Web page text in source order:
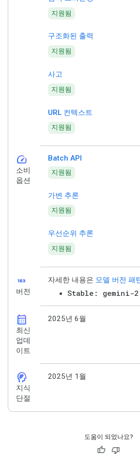
지원됨
구조화된 출력
지원됨
사고
지원됨
URL 컨텍스트
지원됨
speed
소비
옵션
Batch API
지원됨
가변 추론
지원됨
우선순위 추론
지원됨
123
버전
자세한 내용은 모델 버전 패
Stable: gemini-
calendar_month
최신
업데
이트
2025년 6월
cognition_2
지식
단절
2025년 1월
도움이 되었나요?